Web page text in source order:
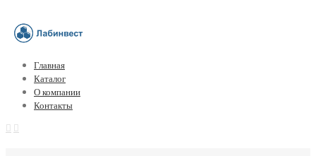
Главная
Каталог
О компании
Контакты